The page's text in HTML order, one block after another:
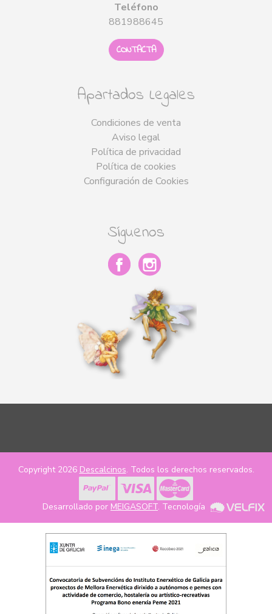
Teléfono
881988645
CONTACTA
Apartados Legales
Condiciones de venta
Aviso legal
Política de privacidad
Política de cookies
Configuración de Cookies
Síguenos
Copyright 2026 Descalcinos. Todos los derechos reservados.
Desarrollado por MEIGASOFT. Tecnología